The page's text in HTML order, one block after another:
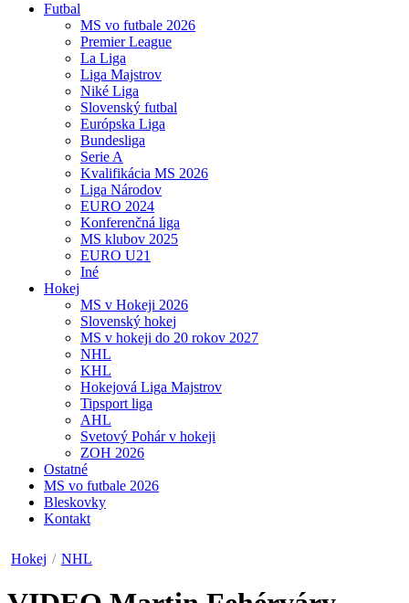
Futbal
MS vo futbale 2026
Premier League
La Liga
Liga Majstrov
Niké Liga
Slovenský futbal
Európska Liga
Bundesliga
Serie A
Kvalifikácia MS 2026
Liga Národov
EURO 2024
Konferenčná liga
MS klubov 2025
EURO U21
Iné
Hokej
MS v Hokeji 2026
Slovenský hokej
MS v hokeji do 20 rokov 2027
NHL
KHL
Hokejová Liga Majstrov
Tipsport liga
AHL
Svetový Pohár v hokeji
ZOH 2026
Ostatné
MS vo futbale 2026
Bleskovky
Kontakt
Hokej / NHL